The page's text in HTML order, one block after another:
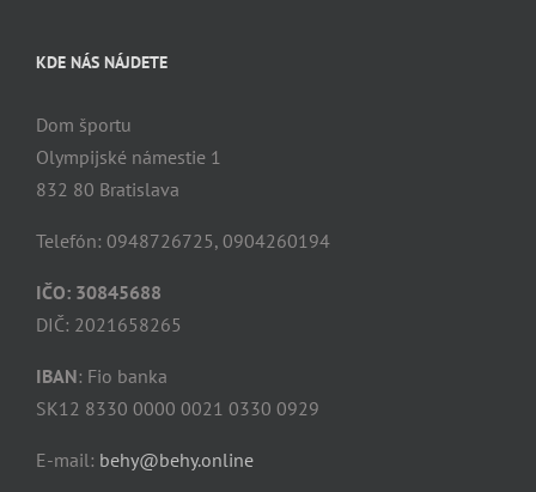
KDE NÁS NÁJDETE
Dom športu
Olympijské námestie 1
832 80 Bratislava
Telefón: 0948726725, 0904260194
IČO: 30845688
DIČ: 2021658265
IBAN: Fio banka
SK12 8330 0000 0021 0330 0929
E-mail: behy@behy.online